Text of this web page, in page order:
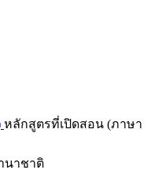
หลักสูตรที่เปิดสอน (ภาษา
นาชาติ